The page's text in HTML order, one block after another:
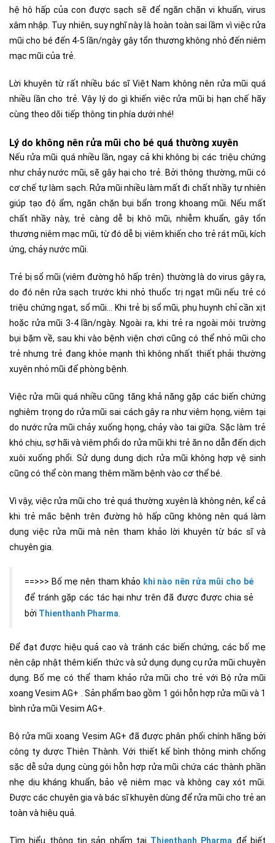
hệ hô hấp của con được sạch sẽ để ngăn chặn vi khuẩn, virus
xâm nhập. Tuy nhiên, suy nghĩ này là hoàn toàn sai lầm vì việc rửa
mũi cho bé đến 4-5 lần/ngày gây tổn thương không nhỏ đến niêm
mạc mũi của trẻ.
Lời khuyên từ rất nhiều bác sĩ Việt Nam không nên rửa mũi quá
nhiều lần cho trẻ. Vậy lý do gì khiến việc rửa mũi bị hạn chế hãy
cùng theo dõi tiếp thông tin phía dưới nhé!
Lý do không nên rửa mũi cho bé quá thường xuyên
Nếu rửa mũi quá nhiều lần, ngay cả khi không bị các triệu chứng
như chảy nước mũi, sẽ gây hại cho trẻ. Bởi thông thường, mũi có
cơ chế tự làm sạch. Rửa mũi nhiều làm mất đi chất nhầy tự nhiên
giúp tạo độ ẩm, ngăn chặn bụi bẩn trong khoang mũi. Nếu mất
chất nhầy này, trẻ càng dễ bị khô mũi, nhiễm khuẩn, gây tổn
thương niêm mạc mũi, từ đó dễ bị viêm khiến cho trẻ rát mũi, kích
ứng, chảy nước mũi.
Trẻ bị sổ mũi (viêm đường hô hấp trên) thường là do virus gây ra,
do đó nên rửa sạch trước khi nhỏ thuốc trị ngạt mũi nếu trẻ có
triệu chứng ngạt, sổ mũi… Khi trẻ bị sổ mũi, phụ huynh chỉ cần xịt
hoặc rửa mũi 3-4 lần/ngày. Ngoài ra, khi trẻ ra ngoài môi trường
bụi bặm về, sau khi vào bệnh viện chơi cũng có thể nhỏ mũi cho
trẻ nhưng trẻ đang khỏe mạnh thì không nhất thiết phải thường
xuyên nhỏ mũi để phòng bệnh.
Việc rửa mũi quá nhiều cũng tăng khả năng gặp các biến chứng
nghiêm trọng do rửa mũi sai cách gây ra như viêm họng, viêm tại
do nước rửa mũi chảy xuống họng, chảy vào tai giữa. Sặc làm trẻ
khó chịu, sợ hãi và viêm phổi do rửa mũi khi trẻ ăn no dẫn đến dịch
xuôi xuống phổi. Sử dụng dung dịch rửa mũi không hợp vệ sinh
cũng có thể còn mang thêm mầm bệnh vào cơ thể bé.
Vì vậy, việc rửa mũi cho trẻ quá thường xuyên là không nên, kể cả
khi trẻ mắc bệnh trên đường hô hấp cũng không nên quá làm
dụng việc rửa mũi mà nên tham khảo lời khuyên từ bác sĩ và
chuyên gia.
==>>> Bố mẹ nên tham khảo khi nào nên rửa mũi cho bé
để tránh gặp các tác hại như trên đã được được chia sẻ
bởi Thienthanh Pharma
Để đạt được hiệu quả cao và tránh các biến chứng, các bố mẹ
nên cập nhật thêm kiến thức và sử dụng dụng cụ rửa mũi chuyên
dụng. Bố mẹ có thể tham khảo rửa mũi cho trẻ với Bộ rửa mũi
xoang Vesim AG+ . Sản phẩm bao gồm 1 gói hỗn hợp rửa mũi và 1
bình rửa mũi Vesim AG+.
Bộ rửa mũi xoang Vesim AG+ đã được phân phối chính hãng bởi
công ty dược Thiên Thành. Với thiết kế bình thông minh chống
sặc dễ sửa dụng cùng gói hỗn hợp rửa mũi chứa các thành phần
nhẹ dịu kháng khuẩn, bảo vệ niêm mạc và không cay xót mũi.
Được các chuyên gia và bác sĩ khuyên dùng để rửa mũi cho trẻ an
toàn và hiệu quả.
Tìm hiểu thông tin sản phẩm tại Thienthanh Pharma để biết